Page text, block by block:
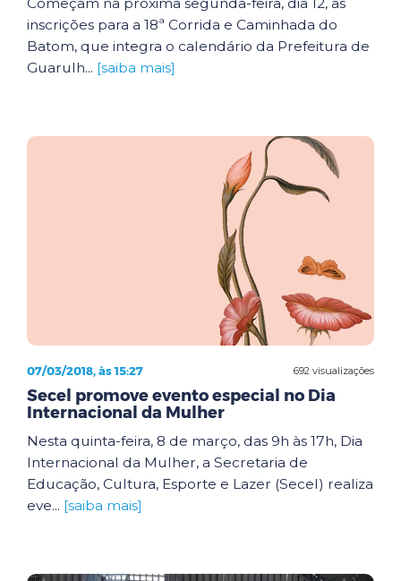
inscrições para a 18ª Corrida e Caminhada do
Batom, que integra o calendário da Prefeitura de
Guarulh... [saiba mais]
692 visualizações
07/03/2018, às 15:27
Secel promove evento especial no Dia
Internacional da Mulher
Nesta quinta-feira, 8 de março, das 9h às 17h, Dia
Internacional da Mulher, a Secretaria de
Educação, Cultura, Esporte e Lazer (Secel) realiza
eve... [saiba mais]